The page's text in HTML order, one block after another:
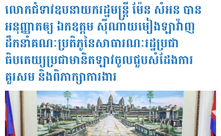
លោកជំទាវឧបនាយករដ្ឋមន្រ្តី ម៉ែន សំអន បាន
អនុញ្ញាតឲ្យ ឯកឧត្តម ស៊ីណាយមៀងឡាវ៉ាញ
ដឹកនាំគណៈប្រតិភូនៃសាធារណៈរដ្ឋប្រជា
ធិបតេយ្យប្រជាមានិតឡាវចូលជួបសំដែងការ
គួរសម និងពិភាក្សាការងារ